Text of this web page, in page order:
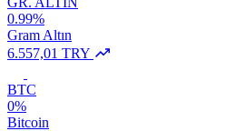
0.99%
Gram Altın
6.557,01 TRY
BTC
0%
Bitcoin